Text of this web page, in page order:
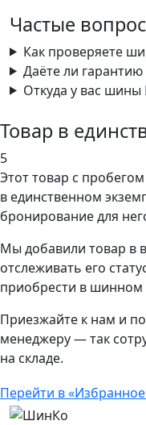
Частые
Как проверяете
Даёте ли
Откуда у вас шины
Товар в
5
Этот товар с пробегом
в единственном
бронирование для
Мы добавили товар в
отслеживать его
приобрести в шинном
Приезжайте к нам и
менеджеру — так
на складе.
Перейти в